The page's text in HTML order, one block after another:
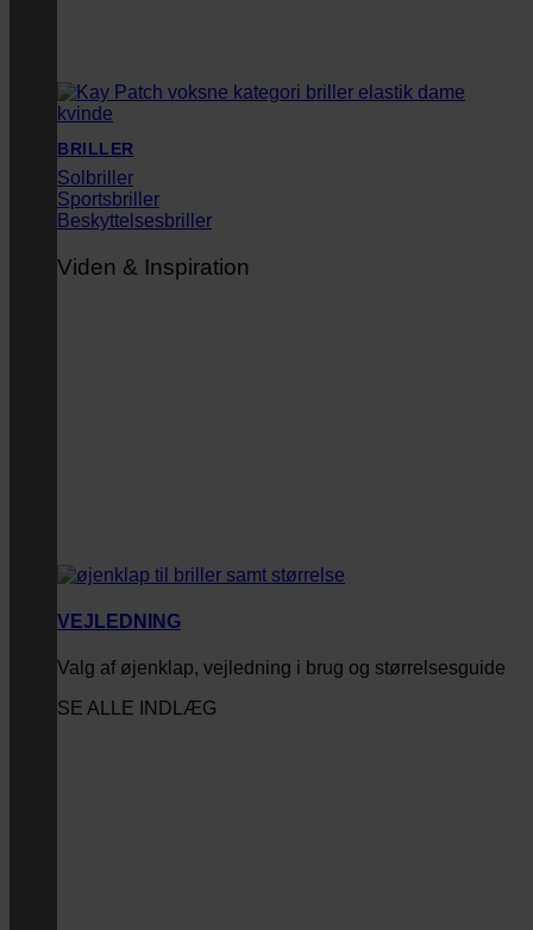
BRILLER
Solbriller
Sportsbriller
Beskyttelsesbriller
Viden & Inspiration
VEJLEDNING
Valg af øjenklap, vejledning i brug og størrelsesguide
SE ALLE INDLÆG